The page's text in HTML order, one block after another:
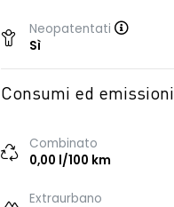
Neopatentati
Sì
Consumi ed emissioni
Combinato
0,00 l/100 km
Extraurbano